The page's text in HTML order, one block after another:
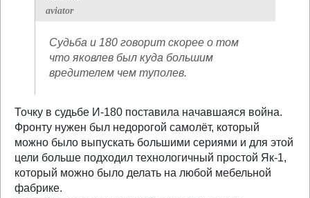
aviator
Судьба и 180 говорит скорее о том
что яковлев был куда большим
вредителем чем туполев.
Точку в судьбе И-180 поставила начавшаяся война.
Фронту нужен был недорогой самолёт, который
можно было выпускать большими сериями и для этой
цели больше подходил технологичный простой Як-1,
который можно было делать на любой мебельной
фабрике.